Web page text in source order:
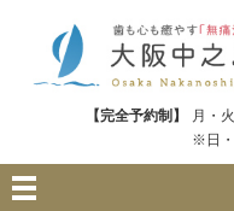
【完全予約制】
月・
※日